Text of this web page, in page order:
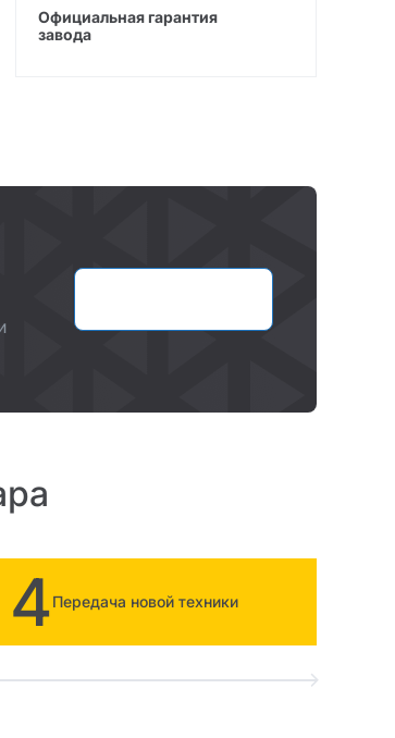
Официальная гарантия
завода
4Передача новой техники